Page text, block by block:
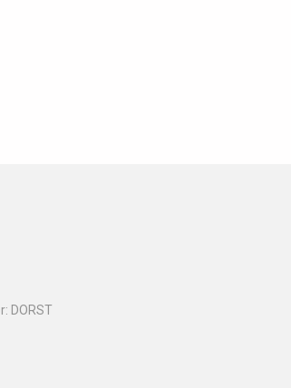
DORST